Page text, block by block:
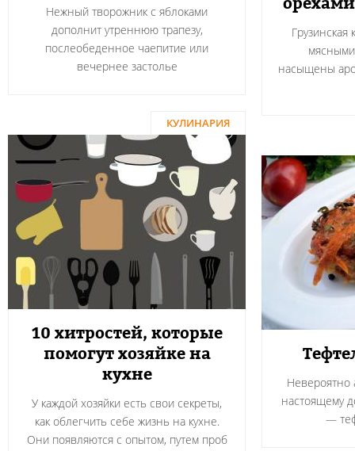
Нежный творожник с яблоками
дополнит утреннюю трапезу,
послеобеденное чаепитие или
вечернее застолье
Грузинская
насыщены
КУЛИНАРИЯ
10 хитростей, которые
помогут хозяйке на
кухне
У каждой хозяйки есть свои секреты,
как облегчить себе жизнь на кухне.
Они появляются с опытом, путем проб
Невероятно
настоящему
―